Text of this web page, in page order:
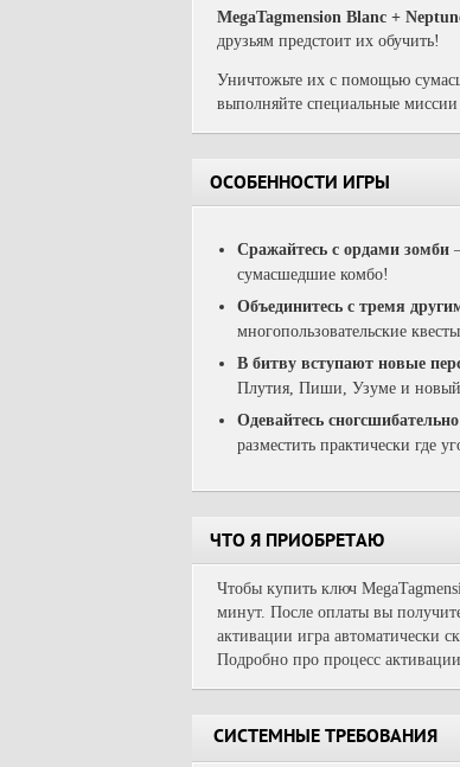
MegaTagmension Blanc +
друзьям предстоит их обучить!
Уничтожьте их с помощью
выполняйте специальные
ОСОБЕННОСТИ ИГРЫ
Сражайтесь с ордами зомби
сумасшедшие комбо!
Объединитесь с тремя
многопользовательские
В битву вступают новые
Плутия, Пиши, Узуме и
Одевайтесь сногсшибательно
разместить практически где
ЧТО Я ПРИОБРЕТАЮ
Чтобы купить ключ
минут. После оплаты вы
активации игра автоматически
Подробно про процесс
СИСТЕМНЫЕ ТРЕБОВАНИЯ